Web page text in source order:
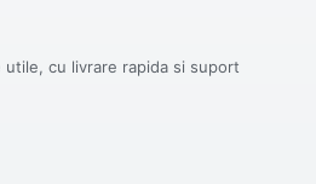
cu livrare rapida si suport